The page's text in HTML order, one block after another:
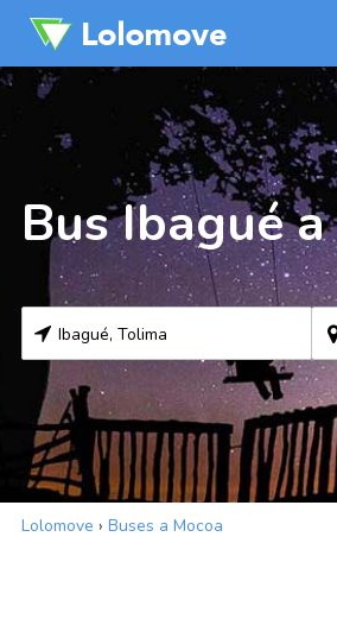
Bus Ibagué
Lolomove › Buses a Mocoa